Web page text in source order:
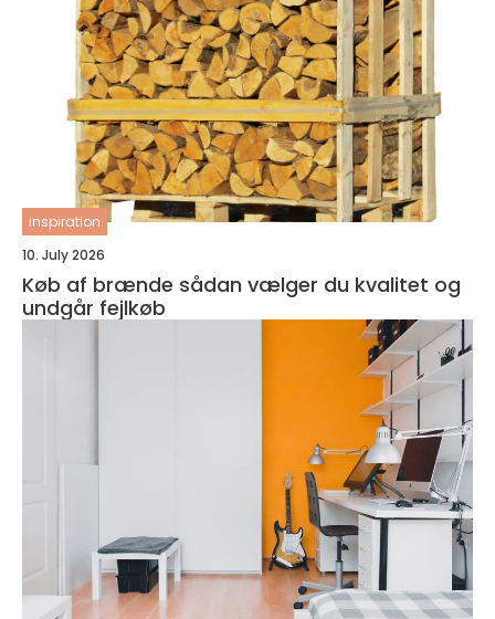
inspiration
10. July 2026
Køb af brænde sådan vælger du kvalitet og
undgår fejlkøb